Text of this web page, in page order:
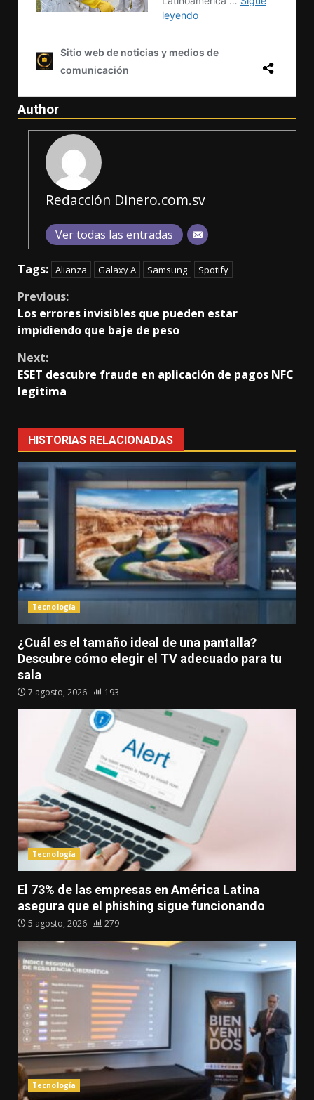
Author
Redacción Dinero.com.sv
Ver todas las entradas
Tags: Alianza Galaxy A Samsung Spotify
Continue
Reading
Previous:
Los errores invisibles que pueden estar
impidiendo que baje de peso
Next:
ESET descubre fraude en aplicación de pagos NFC
legitima
HISTORIAS RELACIONADAS
Tecnología
¿Cuál es el tamaño ideal de una pantalla?
Descubre cómo elegir el TV adecuado para tu
sala
7 agosto, 2026 193
Tecnología
El 73% de las empresas en América Latina
asegura que el phishing sigue funcionando
5 agosto, 2026 279
Tecnología